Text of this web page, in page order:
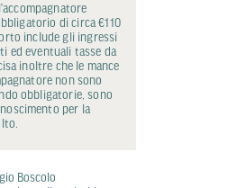
di circa €110
include gli ingressi
ed eventuali tasse da
inoltre che le mance
non sono
obbligatorie, sono
per la
Boscolo